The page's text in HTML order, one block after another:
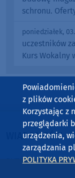
schronu.
poniedziałek,
uczestników
Kurs Wokalny
WIADOMOŚCI
BYTÓW
z plików
Korzystając z
przeglądarki
urządzenia,
zarządzania
POLITYKA